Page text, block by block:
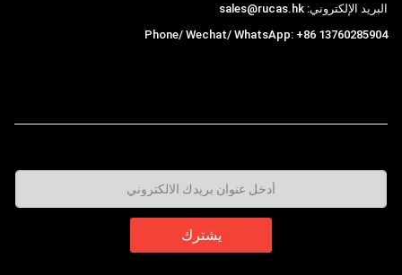
البريد الإلكتروني: sales@rucas.hk
Phone/ Wechat/ WhatsApp: +86 13760285904